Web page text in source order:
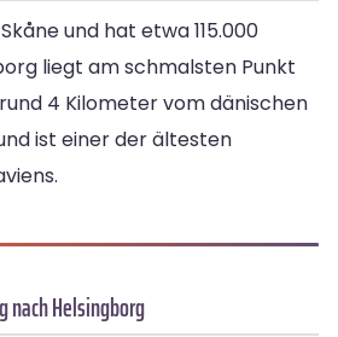
und hat etwa 115.000
liegt am schmalsten Punkt
4 Kilometer vom dänischen
ist einer der ältesten
nach Helsingborg